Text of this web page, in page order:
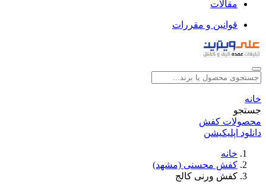
مقالات
قوانین و مقررات
خانه
جستجو
محصولات کفش
دانلود اپلیکیشن
خانه
کفش محسنی (مشهد)
کفش ورنی کالج